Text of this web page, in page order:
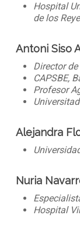
Hospital
de los
Antoni Siso
Director
CAPSBE,
Profesor
Alejandra
Nuria
Hospital